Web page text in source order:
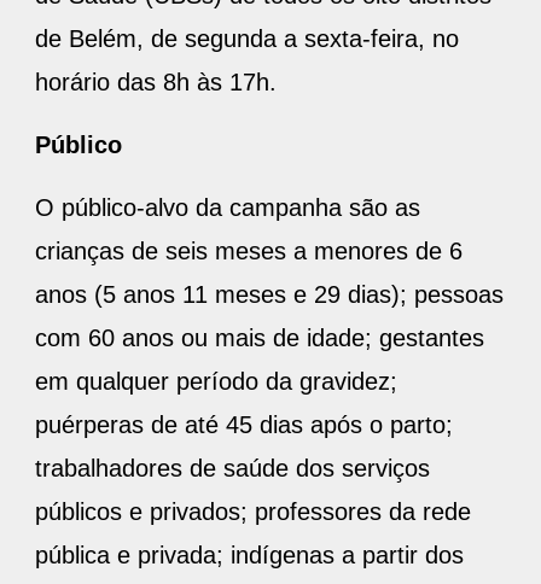
de Belém, de segunda a sexta-feira, no
horário das 8h às 17h.
Público
O público-alvo da campanha são as
crianças de seis meses a menores de 6
anos (5 anos 11 meses e 29 dias); pessoas
com 60 anos ou mais de idade; gestantes
em qualquer período da gravidez;
puérperas de até 45 dias após o parto;
trabalhadores de saúde dos serviços
públicos e privados; professores da rede
pública e privada; indígenas a partir dos